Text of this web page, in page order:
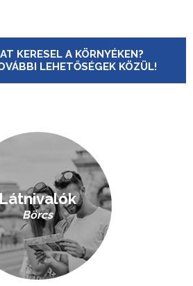
KERESEL A KÖRNYÉKEN?
LEHETŐSÉGEK KÖZÜL!
Börcs